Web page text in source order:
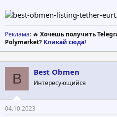
Реклама: 🔥 Хочешь получить
Polymarket? Кликай сюда!
B Best Obmen
Интересующийся
04.10.2023